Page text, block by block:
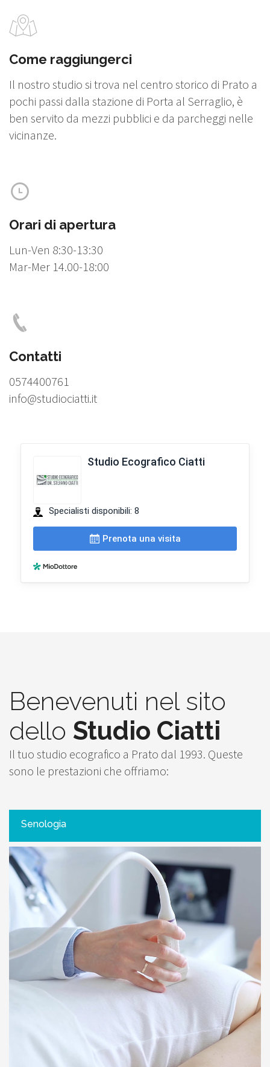
Come raggiungerci
Il nostro studio si trova nel centro storico di Prato a
pochi passi dalla stazione di Porta al Serraglio, è
ben servito da mezzi pubblici e da parcheggi nelle
vicinanze.
Orari di apertura
Lun-Ven 8:30-13:30
Mar-Mer 14.00-18:00
Contatti
0574400761
info@studiociatti.it
Benevenuti nel sito
dello Studio Ciatti
Il tuo studio ecografico a Prato dal 1993. Queste
sono le prestazioni che offriamo:
Senologia